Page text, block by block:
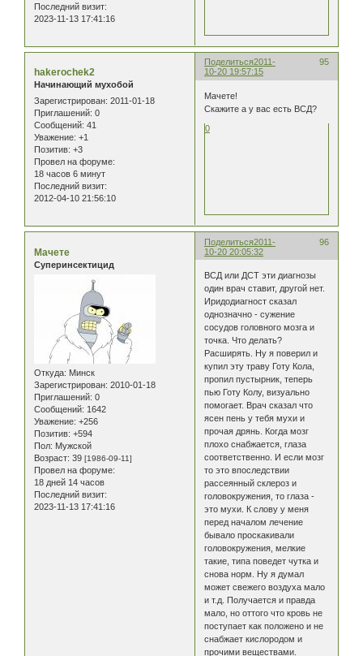
Последний визит:
2023-11-13 17:41:16
Поделиться 95
2011-
10-20 19:57:15
hakerochek2
Начинающий мухобой
Зарегистрирован: 2011-01-18
Приглашений: 0
Сообщений: 41
Уважение: +1
Позитив: +3
Провел на форуме:
18 часов 6 минут
Последний визит:
2012-04-10 21:56:10
Мачете!
Скажите а у вас есть ВСД?
0
Поделиться 96
2011-
10-20 20:05:32
Мачете
Суперинсектицид
Откуда: Минск
Зарегистрирован: 2010-01-18
Приглашений: 0
Сообщений: 1642
Уважение: +256
Позитив: +594
Пол: Мужской
Возраст: 39 [1986-09-11]
Провел на форуме:
18 дней 14 часов
Последний визит:
2023-11-13 17:41:16
ВСД или ДСТ эти диагнозы
один врач ставит, другой нет.
Иридодиагност сказал
однозначно - сужение
сосудов головного мозга и
точка. Что делать?
Расширять. Ну я поверил и
купил эту траву Готу Кола,
пропил пустырник, теперь
пью Готу Колу, визуально
помогает. Врач сказал что
ясен пень у тебя мухи и
прочая дрянь. Когда мозг
плохо снабжается, глаза
соответственно. И если мозг
то это впоследствии
рассеянный склероз и
головокружения, то глаза -
это мухи. К слову у меня
перед началом лечение
бывало проскакивали
головокружения, мелкие
такие, типа поведет чутка и
снова норм. Ну я думал
может свежего воздуха мало
и т.д. Получается и правда
мало, но оттого что кровь не
поступает как положено и не
снабжает кислородом и
прочими веществами.